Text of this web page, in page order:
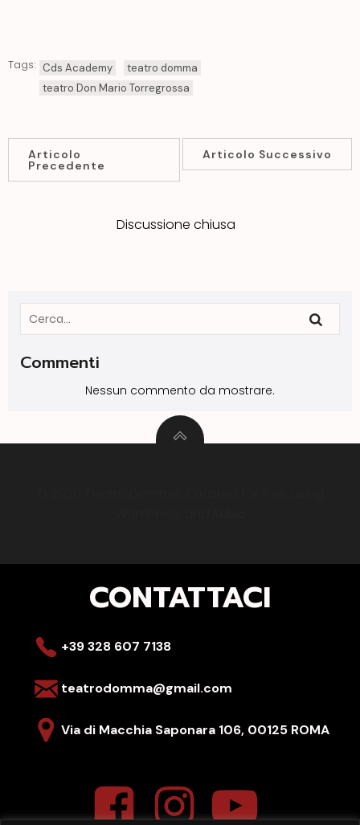
Tags: Cds Academy
teatro domma
teatro Don Mario Torregrossa
Articolo
Precedente
Articolo Successivo
Discussione chiusa
Commenti
Nessun commento da mostrare.
CONTATTACI
+39 328 607 7138
teatrodomma@gmail.com
Via di Macchia Saponara 106, 00125 ROMA